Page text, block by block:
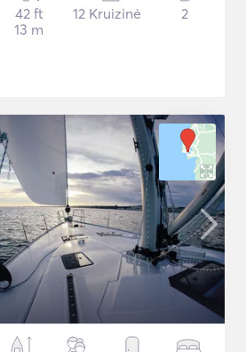
42 ft
13 m
12 Kruizinė 2